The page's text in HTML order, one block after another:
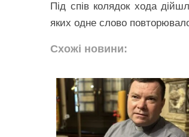
Під спів колядок хода
яких одне слово
Схожі новини: